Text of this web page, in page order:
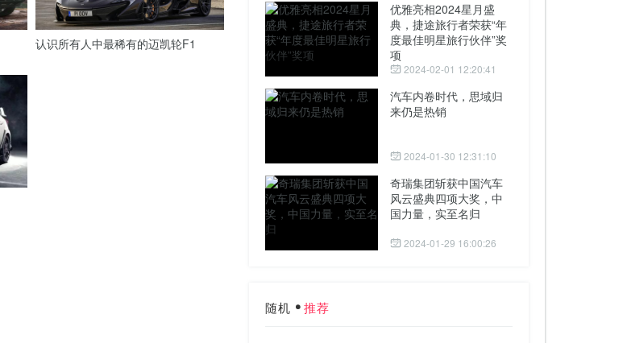
认识所有人中最稀有的迈凯轮F1
优雅亮相2024星月盛
典，捷途旅行者荣获“年
度最佳明星旅行伙伴”奖
项
2024-02-01 12:20:41
汽车内卷时代，思域归
来仍是热销
2024-01-30 12:31:10
奇瑞集团斩获中国汽车
风云盛典四项大奖，中
国力量，实至名归
2024-01-29 16:00:26
随机 推荐